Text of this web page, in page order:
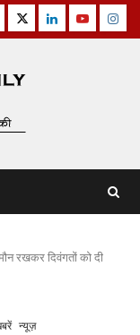
TwitterLinkedinYoutube
रखकर दिवंगतों को दी
न्यूज़